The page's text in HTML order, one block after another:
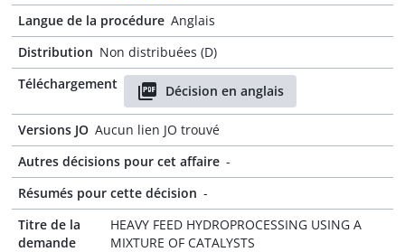
Langue de la procédure Anglais
Distribution Non distribuées (D)
Téléchargement
Décision en anglais
Versions JO Aucun lien JO trouvé
Autres décisions pour cet affaire -
Résumés pour cette décision -
Titre de la
demande
HEAVY FEED HYDROPROCESSING USING A
MIXTURE OF CATALYSTS